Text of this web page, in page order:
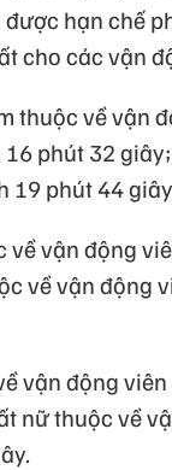
hạn chế
cho các vận
thuộc về vận
phút 32
19 phút 44 giây
về vận động
về vận động
vận động
nữ thuộc về